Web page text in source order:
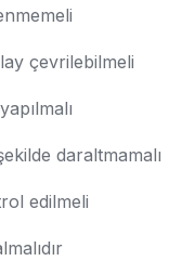
çevrilebilmeli
daraltmamalı
edilmeli